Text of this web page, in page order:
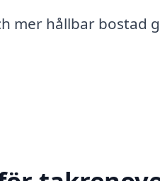
mer hållbar bostad